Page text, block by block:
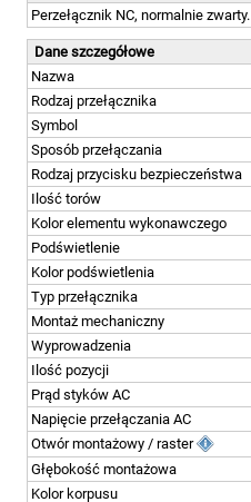
Perzełącznik NC, normalnie zwarty.
Dane szczegółowe
Nazwa
Rodzaj przełącznika
Symbol
Sposób przełączania
Rodzaj przycisku bezpieczeństwa
Ilość torów
Kolor elementu wykonawczego
Podświetlenie
Kolor podświetlenia
Typ przełącznika
Montaż mechaniczny
Wyprowadzenia
Ilość pozycji
Prąd styków AC
Napięcie przełączania AC
Otwór montażowy / raster
Głębokość montażowa
Kolor korpusu